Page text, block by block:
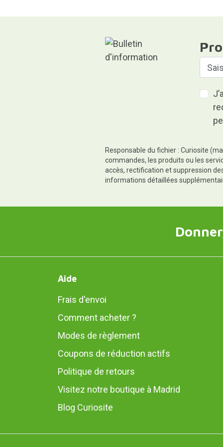
Responsable du fichier : Curiosite
commandes, les produits ou les
accès, rectification et suppression
informations détaillées
Aide
Frais d'envoi
Comment acheter ?
Modes de règlement
Coupons de réduction actifs
Politique de retours
Visitez notre boutique à Madrid
Blog Curiosite